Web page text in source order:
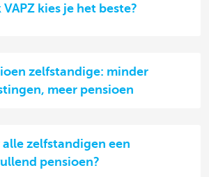
VAPZ kies je het beste?
zelfstandige: minder
meer pensioen
alle zelfstandigen een
pensioen?